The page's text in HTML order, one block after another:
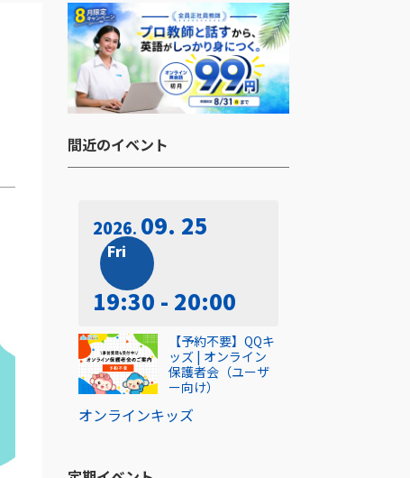
間近のイベント​
2026 09. 25
Fri
19:30 - 20:00
オンラインキッズ
【予約不要】QQキ
ッズ | オンライン
保護者会（ユーザ
ー向け）